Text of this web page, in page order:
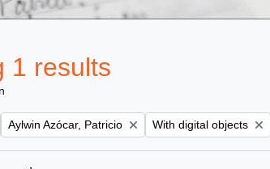
1 results
Remove filter:
Aylwin Azócar, Patricio Remove filter:
With digital objects